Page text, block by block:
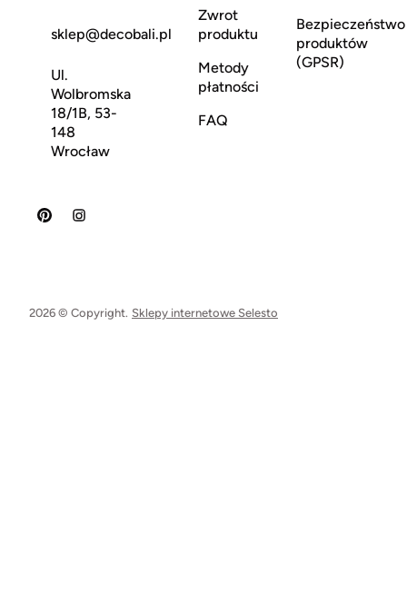
sklep@decobali.pl
Ul.
Wolbromska
18/1B, 53-
148
Wrocław
Zwrot
produktu
Metody
płatności
FAQ
Bezpieczeństwo
produktów
(GPSR)
2026 © Copyright. Sklepy internetowe Selesto